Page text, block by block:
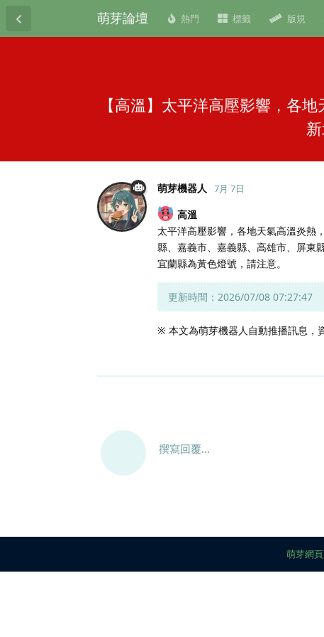
萌芽論壇 熱門 標籤 版規
【高溫】太平洋高壓影響，各
萌芽機器人 7月 7日
高溫
太平洋高壓影響，各地天氣高溫炎熱
縣、嘉義市、嘉義縣、高雄市、屏東
宜蘭縣為黃色燈號，請注意。
更新時間：2026/07/08 07:27:47
※ 本文為萌芽機器人自動推播訊息，
撰寫回覆...
萌芽網頁